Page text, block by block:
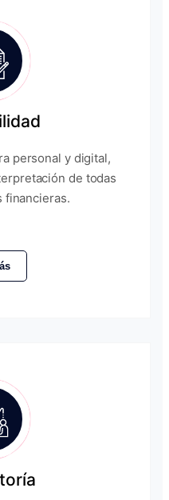
personal y digital,
de todas
financieras.